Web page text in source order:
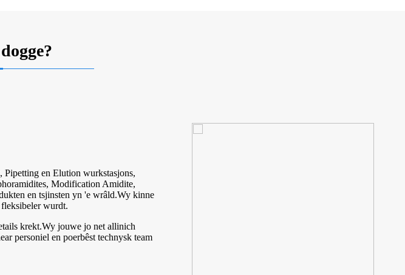
en Elution wurkstasjons,
Modification Amidite,
en tsjinsten yn 'e wrâld.Wy kinne
wurdt.
krekt.Wy jouwe jo net allinich
personiel en poerbêst technysk team